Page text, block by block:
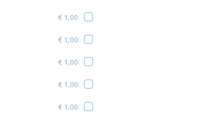
€ 1,00
€ 1,00
€ 1,00
€ 1,00
€ 1,00